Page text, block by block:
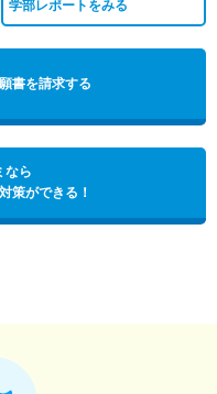
学部レポートをみる
書を請求する
なら
策ができる！